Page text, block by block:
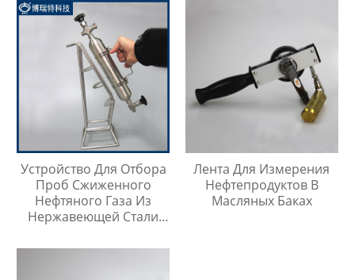
Устройство Для Отбора
Проб Сжиженного
Нефтяного Газа Из
Нержавеющей Стали
Лента Для Измерения
Нефтепродуктов В
Масляных Баках